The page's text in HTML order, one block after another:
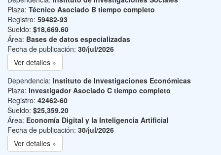
Plaza: Técnico Asociado B tiempo completo
Registro: 59482-93
Sueldo: $18,669.60
Área: Bases de datos especializadas
Fecha de publicación: 30/jul/2026
Ver detalles »
Dependencia: Instituto de Investigaciones Económicas
Plaza: Investigador Asociado C tiempo completo
Registro: 42462-60
Sueldo: $25,359.20
Área: Economía Digital y la Inteligencia Artificial
Fecha de publicación: 30/jul/2026
Ver detalles »